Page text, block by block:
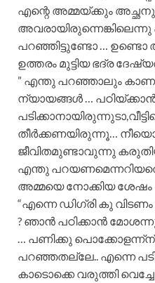
എന്റെ അമ്മയ്ക്കും
പറഞ്ഞിട്ടുണ്ടോ … ഉണ്ടൊ
ഉത്തരം മുട്ടിയ ഭദ്ര
” എന്തു പറഞ്ഞാലും
ന്യായങ്ങൾ … പഠിയ്ക്കാൻ
തീർക്കണയിരുന്നൂ…
ജീവിതമുണ്ടാവുന്നു
എന്തു
അമ്മയെ നോക്കിയ
“എന്നെ ഡിഗ്രി കു
? ഞാൻ പഠിക്കാൻ
… പണിക്കു പൊക്കോളന്ന്ന്
പറഞ്ഞതല്ലേ.. എന്നെ
കാടൊക്കെ വരുത്തി വെച്ചേ